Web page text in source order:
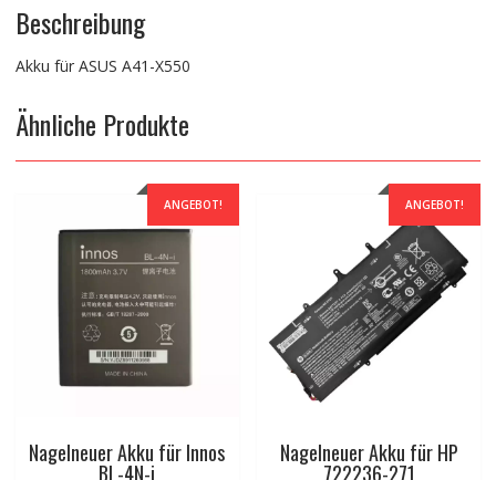
Beschreibung
Akku für ASUS A41-X550
Ähnliche Produkte
ANGEBOT!
Nagelneuer Akku für Innos
BL-4N-i
ANGEBOT!
Nagelneuer Akku für HP
722236-271